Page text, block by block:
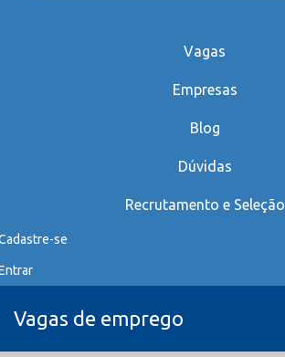
Vagas
Empresas
Blog
Dúvidas
Recrutamento e Seleção
se
Vagas de emprego